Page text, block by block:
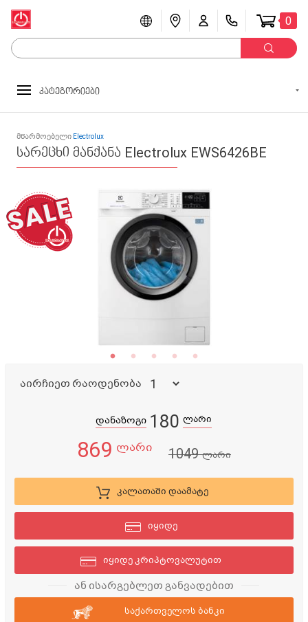
0
კატეგორიები
მწარმოებელი Electrolux
სარეცხი მანქანა Electrolux EWS6426BE
აირჩიეთ რაოდენობა
დანაზოგი 180 ლარი
869 ლარი 1049ლარი
კალათაში დაამატე
იყიდე
იყიდე კრიპტოვალუტით
ან ისარგებლეთ განვადებით
საქართველოს ბანკი